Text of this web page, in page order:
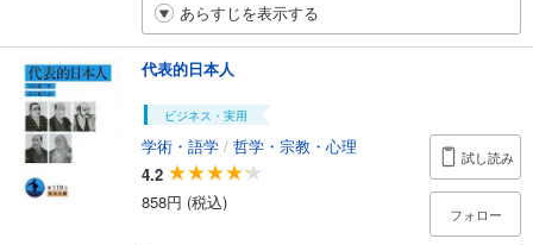
あらすじを表示する
代表的日本人
ビジネス・実用
学術・語学 / 哲学・宗教・心理
4.2
858円 (税込)
試し読み
フォロー